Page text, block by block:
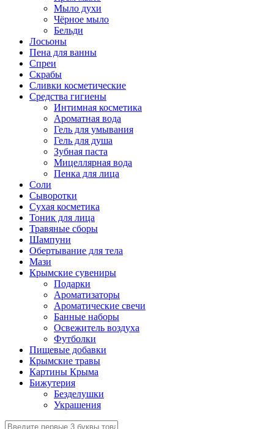
Мыло духи
Чёрное мыло
Бельди
Лосьоны
Пена для ванны
Спреи
Скрабы
Сливки косметические
Средства гигиены
Интимная косметика
Ароматная вода
Гель для умывания
Гель для душа
Зубная паста
Мицеллярная вода
Пенка для лица
Соли
Сыворотки
Сухая косметика
Тоник для лица
Травяные сборы
Шампуни
Обертывание для тела
Мази
Крымские сувениры
Подарки
Ароматизаторы
Ароматические свечи
Банные наборы
Освежитель воздуха
Футболки
Пищевые добавки
Крымские травы
Картины Крыма
Бижутерия
Безделушки
Украшения